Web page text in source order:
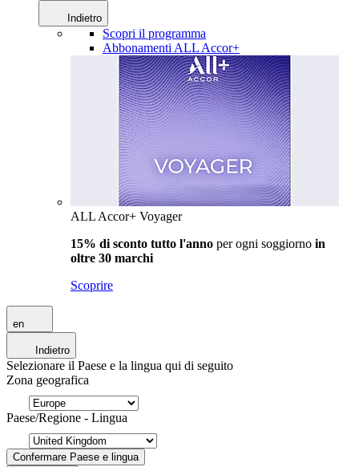
Indietro
Scopri il programma
Abbonamenti ALL Accor+
ALL Accor+ Voyager
15% di sconto tutto l'anno per ogni soggiorno in
oltre 30 marchi
Scoprire
en
Indietro
Selezionare il Paese e la lingua qui di seguito
Zona geografica
Paese/Regione - Lingua
Confermare Paese e lingua